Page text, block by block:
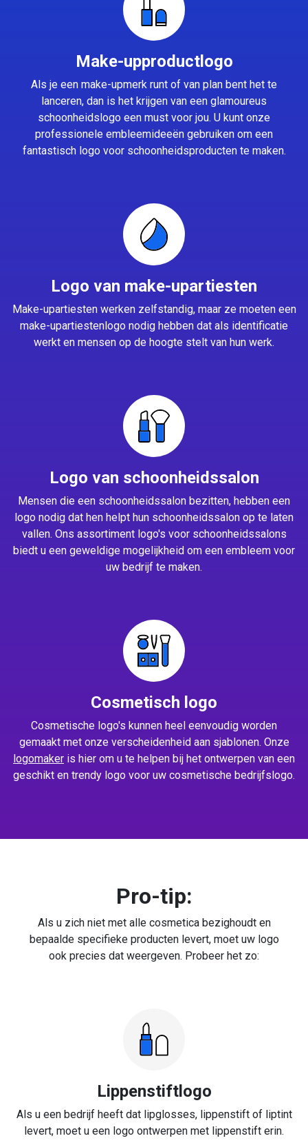
Make-upproductlogo
Als je een make-upmerk runt of van plan bent het te
lanceren, dan is het krijgen van een glamoureus
schoonheidslogo een must voor jou. U kunt onze
professionele embleemideeën gebruiken om een
fantastisch logo voor schoonheidsproducten te maken.
Logo van make-upartiesten
Make-upartiesten werken zelfstandig, maar ze moeten een
make-upartiestenlogo nodig hebben dat als identificatie
werkt en mensen op de hoogte stelt van hun werk.
Logo van schoonheidssalon
Mensen die een schoonheidssalon bezitten, hebben een
logo nodig dat hen helpt hun schoonheidssalon op te laten
vallen. Ons assortiment logo's voor schoonheidssalons
biedt u een geweldige mogelijkheid om een embleem voor
uw bedrijf te maken.
Cosmetisch logo
Cosmetische logo's kunnen heel eenvoudig worden
gemaakt met onze verscheidenheid aan sjablonen. Onze
logomaker is hier om u te helpen bij het ontwerpen van een
geschikt en trendy logo voor uw cosmetische bedrijfslogo.
Pro-tip:
Als u zich niet met alle cosmetica bezighoudt en
bepaalde specifieke producten levert, moet uw logo
ook precies dat weergeven. Probeer het zo:
Lippenstiftlogo
Als u een bedrijf heeft dat lipglosses, lippenstift of liptint
levert, moet u een logo ontwerpen met lippenstift erin.